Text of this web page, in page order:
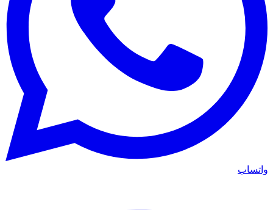
واتساب